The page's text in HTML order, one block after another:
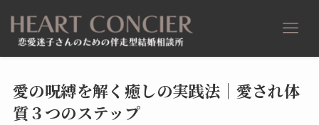
愛の呪縛を解く癒しの実践法｜愛され体
質３つのステップ